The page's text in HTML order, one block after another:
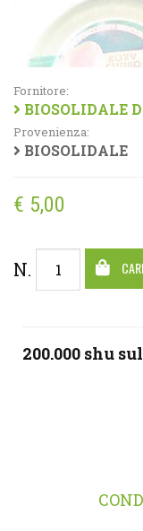
Fornitore:
BIOSOLIDALE
Provenienza:
BIOSOLIDALE
€ 5,00
N.
200.000 shu